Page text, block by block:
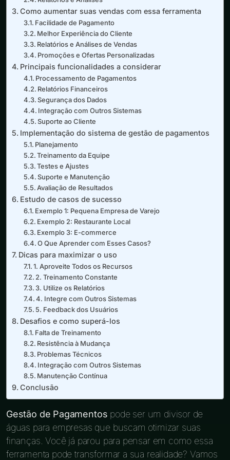
Como aumentar suas vendas com essa ferramenta
Facilidade de Pagamento
Melhor Experiência do Cliente
Relatórios e Análises de Vendas
Promoções e Ofertas Personalizadas
Principais funcionalidades a considerar
Processamento de Pagamentos
Relatórios Financeiros
Segurança dos Dados
Integração com Outros Sistemas
Suporte ao Cliente
Implementação do sistema de gestão de pagamentos
Planejamento
Treinamento da Equipe
Testes e Ajustes
Suporte e Manutenção
Avaliação de Resultados
Estudo de casos de sucesso
Exemplo 1: Pequena Empresa de Varejo
Exemplo 2: Restaurante Local
Exemplo 3: E-commerce
O Que Aprender com Esses Casos?
Dicas para maximizar o uso
1. Aproveite Todos os Recursos
2. Treinamento Constante
3. Utilize os Relatórios
4. Integre com Outros Sistemas
5. Feedback dos Usuários
Desafios e como superá-los
Falta de Treinamento
Resistência à Mudança
Problemas Técnicos
Integração com Outros Sistemas
Manutenção Contínua
Conclusão
Gestão de Pagamentos pode ser um divisor de
águas para empresas que buscam otimizar suas
finanças. Você já parou para pensar em como essa
ferramenta pode transformar a sua realidade? Vamos